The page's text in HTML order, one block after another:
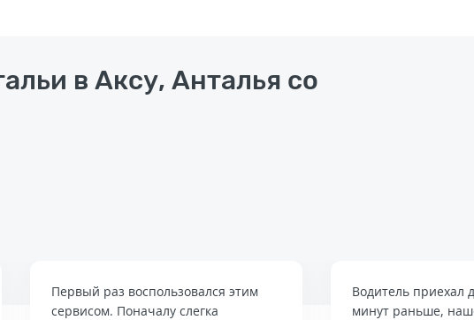
в Аксу, Анталья со
Первый раз воспользовался этим
сервисом. Поначалу слегка
Водитель приехал
минут раньше,